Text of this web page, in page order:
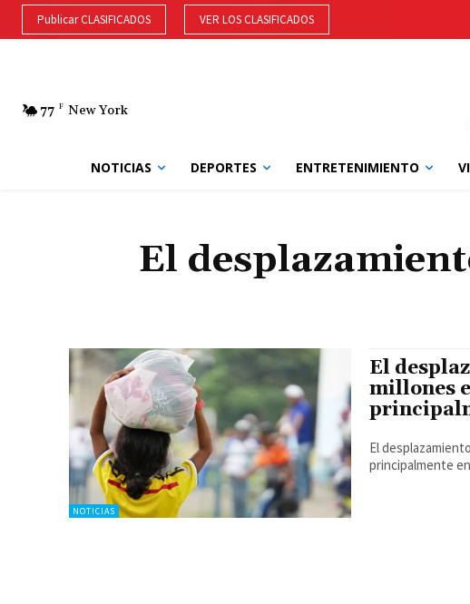
Publicar CLASIFICADOS VER LOS CLASIFICADOS
77 F New York
NOTICIAS DEPORTES ENTRETENIMIENTO
El
NOTICIAS
El
millones
El
principalmente